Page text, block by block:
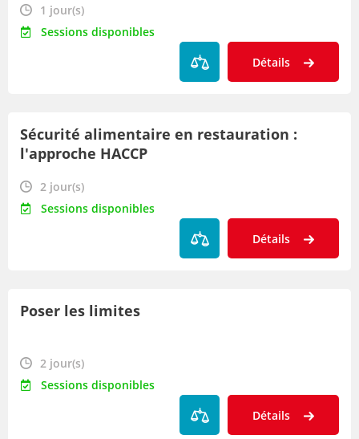
1 jour(s)
Sessions disponibles
Détails
Sécurité alimentaire en restauration :
l'approche HACCP
2 jour(s)
Sessions disponibles
Détails
Poser les limites
2 jour(s)
Sessions disponibles
Détails